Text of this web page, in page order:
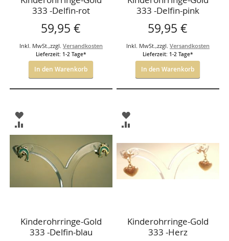
333 -Delfin-rot
59,95 €
Inkl. MwSt.,zzgl. Versandkosten
Lieferzeit: 1-2 Tage*
In den Warenkorb
333 -Delfin-pink
59,95 €
Inkl. MwSt.,zzgl. Versandkosten
Lieferzeit: 1-2 Tage*
In den Warenkorb
ZUR
WUNSCHLISTE
ZUR
VERGLEICHSLISTE
HINZUFÜGEN
Kinderohrringe-Gold
333 -Delfin-blau
ZUR
WUNSCHLISTE
ZUR
HINZUFÜGEN
Kinderohrringe-Gold
333 -Herz